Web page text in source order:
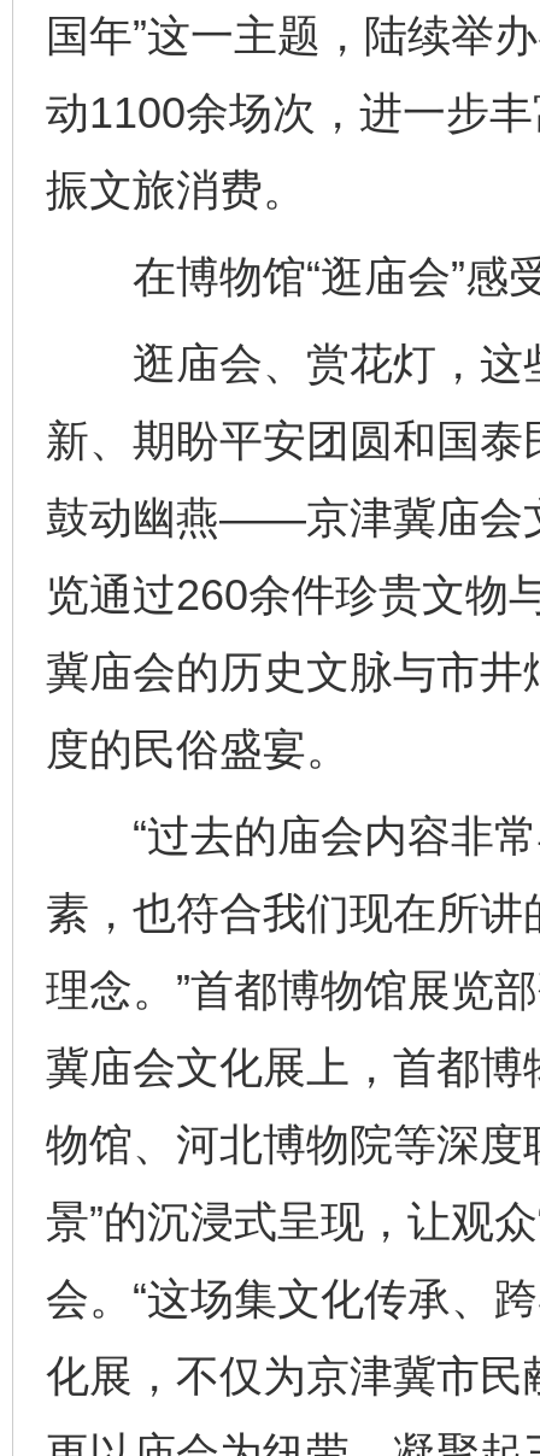
国年”这一主题，陆续举
动1100余场次，进一步
振文旅消费。
在博物馆“逛庙会”感
逛庙会、赏花灯，这
新、期盼平安团圆和国
鼓动幽燕——京津冀庙会
览通过260余件珍贵文物
冀庙会的历史文脉与市
度的民俗盛宴。
“过去的庙会内容非常
素，也符合我们现在所
理念。”首都博物馆展览
冀庙会文化展上，首都
物馆、河北博物院等深度
景”的沉浸式呈现，让观
会。“这场集文化传承、
化展，不仅为京津冀市